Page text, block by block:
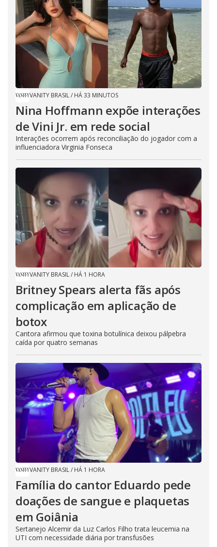
VANITY BRASIL/ HÁ 33 MINUTOS
Nina Hoffmann expõe interações
de Vini Jr. em rede social
Interações ocorrem após reconciliação do jogador com a
influenciadora Virginia Fonseca
VANITY BRASIL/ HÁ 1 HORA
Britney Spears alerta fãs após
complicação em aplicação de
botox
Cantora afirmou que toxina botulínica deixou pálpebra
caída por quatro semanas
VANITY BRASIL/ HÁ 1 HORA
Família do cantor Eduardo pede
doações de sangue e plaquetas
em Goiânia
Sertanejo Alcemir da Luz Carlos Filho trata leucemia na
UTI com necessidade diária por transfusões